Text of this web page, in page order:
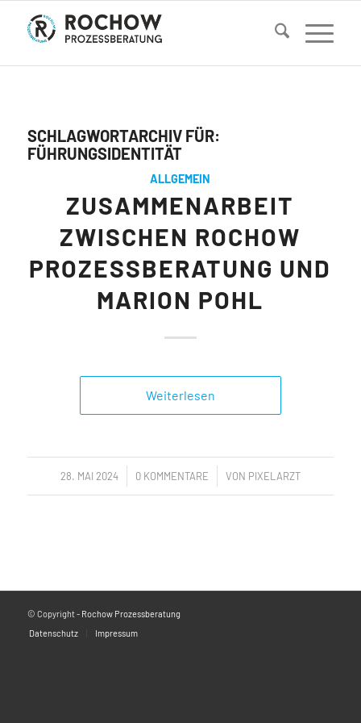
SCHLAGWORTARCHIV FÜR:
FÜHRUNGSIDENTITÄT
ALLGEMEIN
ZUSAMMENARBEIT
ZWISCHEN ROCHOW
PROZESSBERATUNG UND
MARION POHL
Weiterlesen
28. MAI 2024
/ 0 KOMMENTARE
/ VON PIXELARZT
© Copyright - Rochow Prozessberatung
Datenschutz
Impressum